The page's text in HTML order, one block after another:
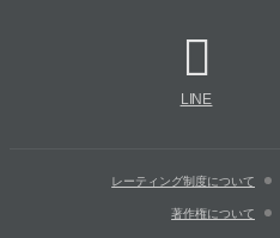
LINE
レーティング制度について
著作権について